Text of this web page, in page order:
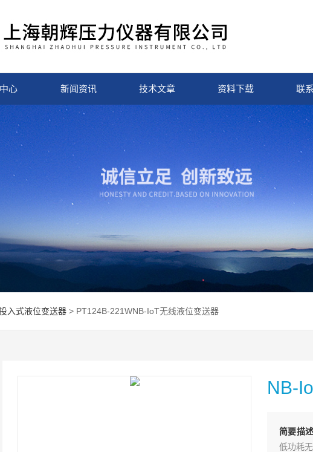
心 新闻资讯 技术文章 资料下载 联
入式液位变送器 > PT124B-221WNB-IoT无线液位变送器
NB-
简要描
低功耗